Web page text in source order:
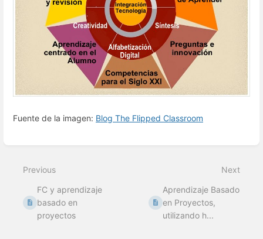
Fuente de la imagen: Blog The Flipped Classroom
mode
Previous
FC y aprendizaje
basado en
proyectos
Next
Aprendizaje Basado
en Proyectos,
utilizando h...